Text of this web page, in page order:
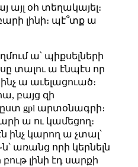
այլ օհ տեղակայել։
լինի։ պէ՞տք ա
ա՝ պիքսելների
տալու ա էնպէս որ
ա աւելացուած։
բայց զի
gpl արտօնագրի։
ա ու կամեցող։
ինչ կարող ա չտալ՝
առանց որի կերնելն
լինի էդ սարքի